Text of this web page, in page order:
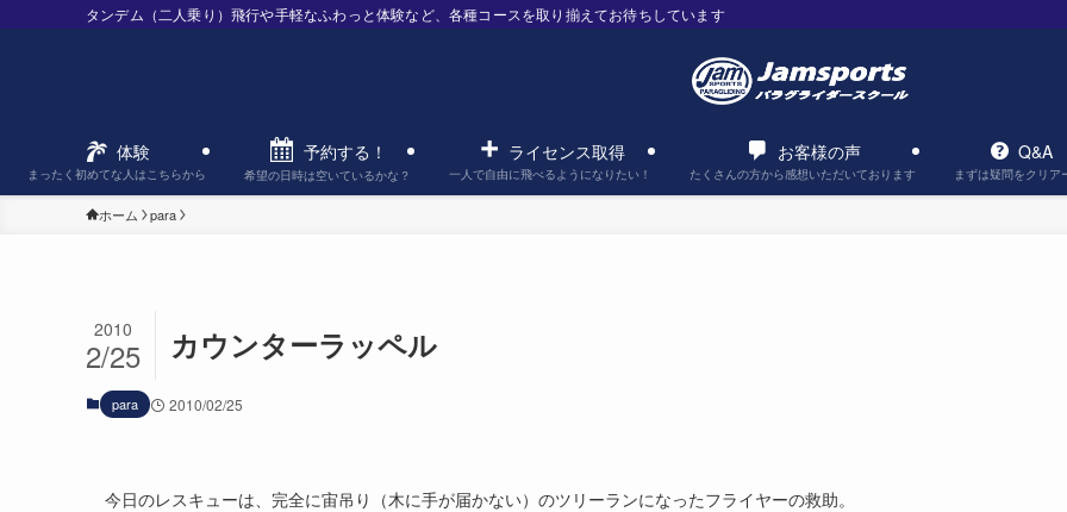
タンデム（二人乗り）飛行や手軽なふわっと体験など、各種コースを取り揃えてお待ちしています
体験
まったく初めてな人はこちらから
予約する！
希望の日時は空いているかな？
ライセンス取得
一人で自由に飛べるようになりたい！
お客様の声
たくさんの方から感想いただいております
Q&A
まずは疑問をクリア
ホーム para
カウンターラッペル
2010
2/25
para 2010/02/25
今日のレスキューは、完全に宙吊り（木に手が届かない）のツリーランになったフライヤーの救助。